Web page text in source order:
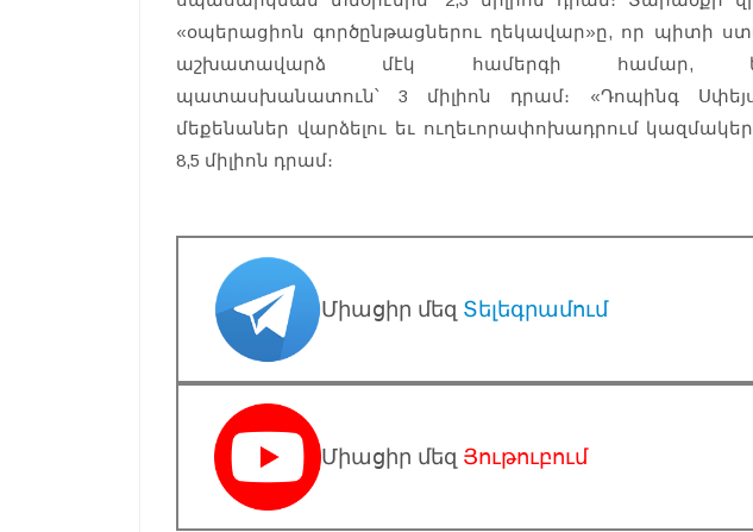
«օպերացիոն գործընթացներու ղեկավար»ը, որ պիտի
աշխատավարձ մէկ համերգի համար,
պատասխանատուն՝ 3 միլիոն դրամ։ «Դոպինգ
մեքենաներ վարձելու եւ ուղեւորափոխադրում
8,5 միլիոն դրամ։
Միացիր մեզ Տելեգրամում
Միացիր մեզ Յութուբում